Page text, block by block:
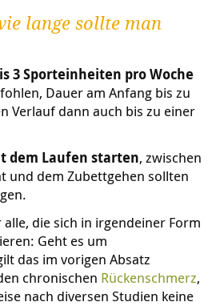
lange sollte man
3 Sporteinheiten pro Woche
Dauer am Anfang bis zu
Verlauf dann auch bis zu einer
dem Laufen starten, zwischen
und dem Zubettgehen sollten
die sich in irgendeiner Form
Geht es um
das im vorigen Absatz
chronischen Rückenschmerz,
nach diversen Studien keine